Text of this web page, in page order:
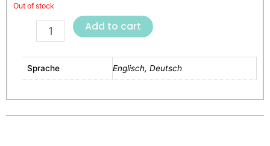
Out of stock
Add to cart
Sprache Englisch, Deutsch